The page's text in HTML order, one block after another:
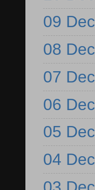
09 Dec
08 Dec
07 Dec
06 Dec
05 Dec
04 Dec